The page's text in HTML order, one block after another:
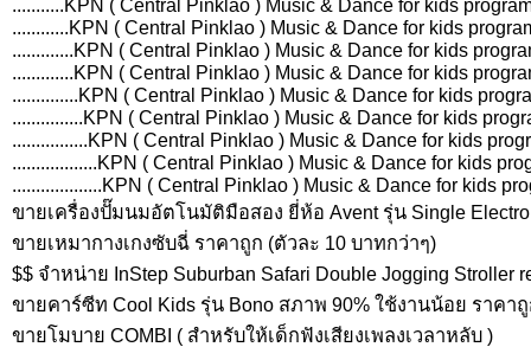
...........KPN ( Central Pinklao ) Music & Dance for kids
............KPN ( Central Pinklao ) Music & Dance for kids
.............KPN ( Central Pinklao ) Music & Dance for kids
.............KPN ( Central Pinklao ) Music & Dance for kids
..............KPN ( Central Pinklao ) Music & Dance for kids
...............KPN ( Central Pinklao ) Music & Dance for kids
................KPN ( Central Pinklao ) Music & Dance for kids
..................KPN ( Central Pinklao ) Music & Dance for kids
...................KPN ( Central Pinklao ) Music & Dance for kids
ขายเครื่องปั๊มนมอัตโนมัติมือสอง ยี่ห้อ Avent รุ่น Single
ขายเหมากางเกงซับฉี่ ราคาถูก (ตัวละ 10 บาทกว่าๆ)
$$ จำหน่าย InStep Suburban Safari Double Jogging Stroller
ขายคาร์ซีท Cool Kids รุ่น Bono สภาพ 90% ใช้งานน้อย ราคา
ขายโมบาย COMBI ( สำหรับให้เด็กฟังเสียงเพลงเวลาหลับ )